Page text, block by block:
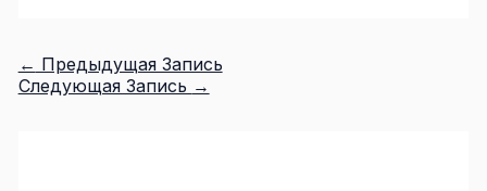
← Предыдущая Запись
Следующая Запись →